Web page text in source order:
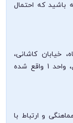
باشید که احتمال
خیابان کاشانی،
روبروی بانک سپه، مجتمع زاگرس، طبقه اول، واحد 1 واقع شده
و ارتباط با